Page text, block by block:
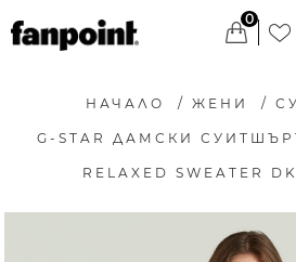
0
НАЧАЛО / ЖЕНИ /
G-STAR ДАМСКИ
RELAXED SWEATER